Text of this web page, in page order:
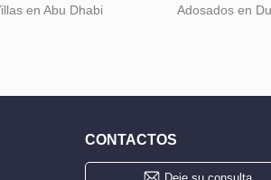
en Abu Dhabi
Adosados en
CONTACTOS